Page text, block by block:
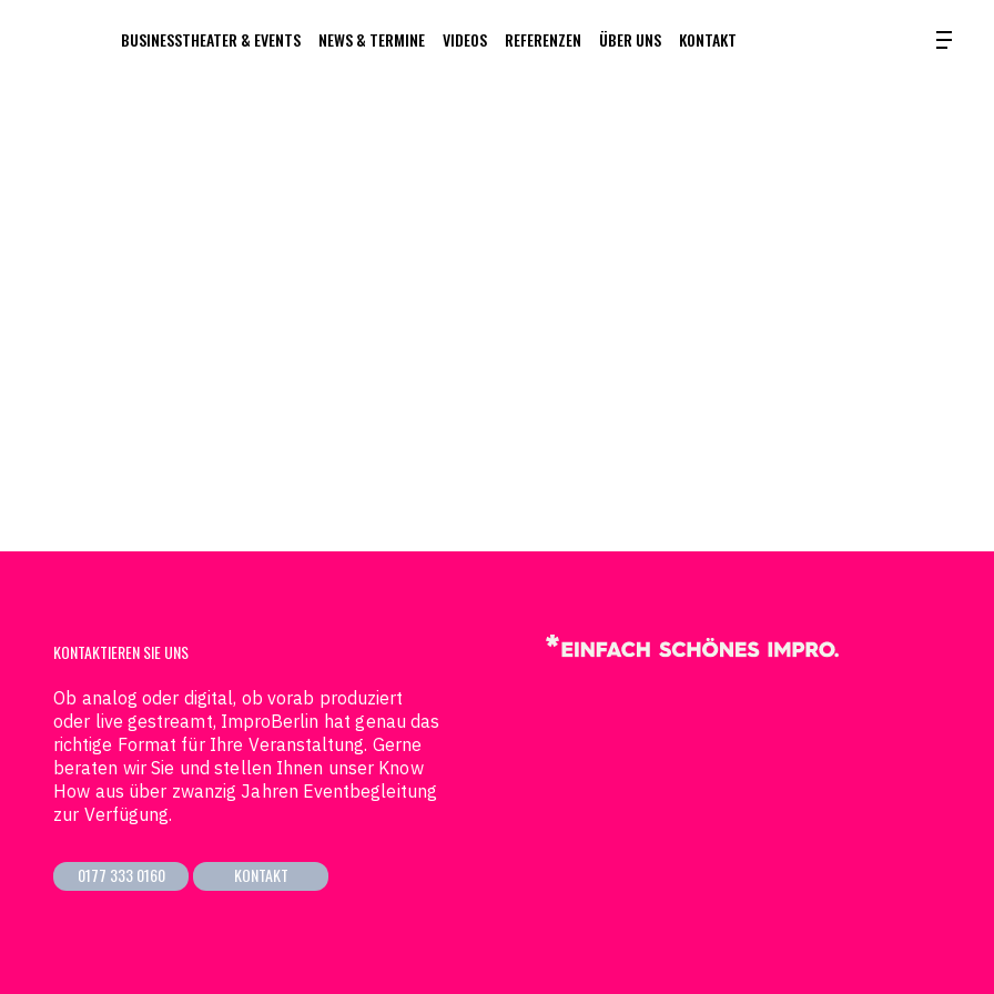
BUSINESSTHEATER & EVENTS NEWS & TERMINE VIDEOS REFERENZEN ÜBER UNS KONTAKT INSTAGRAMMenu
KONTAKTIEREN SIE UNS
Ob analog oder digital, ob vorab produziert
oder live gestreamt, ImproBerlin hat genau das
richtige Format für Ihre Veranstaltung. Gerne
beraten wir Sie und stellen Ihnen unser Know
How aus über zwanzig Jahren Eventbegleitung
zur Verfügung.
0177 333 0160 KONTAKT